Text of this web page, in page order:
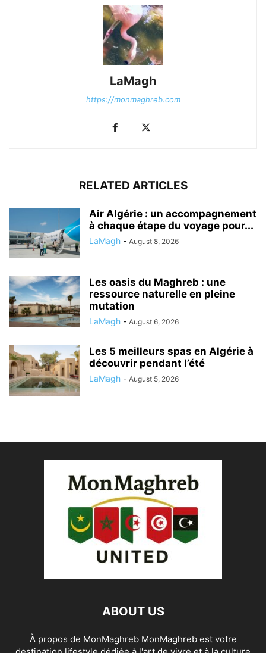
LaMagh
https://monmaghreb.com
RELATED ARTICLES
Air Algérie : un accompagnement
à chaque étape du voyage pour...
LaMagh - August 8, 2026
Les oasis du Maghreb : une
ressource naturelle en pleine
mutation
LaMagh - August 6, 2026
Les 5 meilleurs spas en Algérie à
découvrir pendant l’été
LaMagh - August 5, 2026
ABOUT US
À propos de MonMaghreb MonMaghreb est votre